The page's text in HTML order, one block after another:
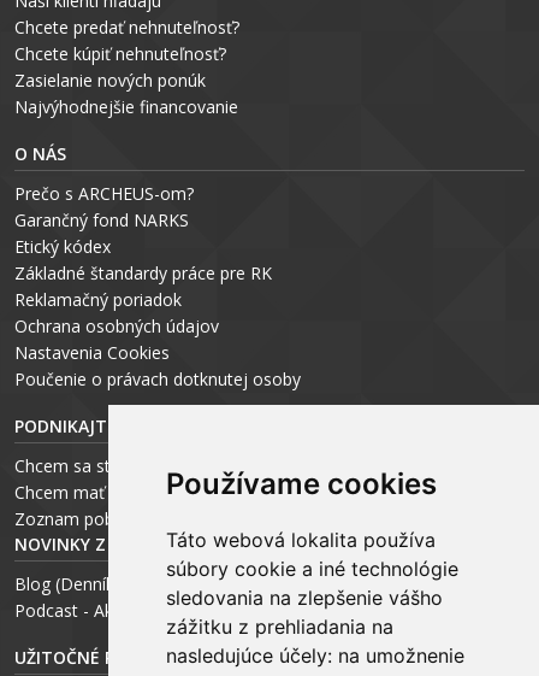
Používame cookies
Táto webová lokalita používa
súbory cookie a iné technológie
sledovania na zlepšenie vášho
zážitku z prehliadania na
nasledujúce účely: na umožnenie
Chcete predať nehnuteľnosť?
Chcete kúpiť nehnuteľnosť?
Zasielanie nových ponúk
Najvýhodnejšie financovanie
O NÁS
Prečo s ARCHEUS-om?
Garančný fond NARKS
Etický kódex
Základné štandardy práce pre RK
Reklamačný poriadok
Ochrana osobných údajov
Nastavenia Cookies
Poučenie o právach dotknutej osoby
PODNIKAJTE S ARCHEUS-OM
Chcem sa stať realitným odborníkom
Chcem mať vlastnú kanceláriu
Zoznam pobočiek
NOVINKY Z MÉDIÍ
Blog (Denník N a Trend) – R. Štalmach
Podcast - Ako začínal ARCHEUS - R. Štalmach / CEO
UŽITOČNÉ RADY PRE